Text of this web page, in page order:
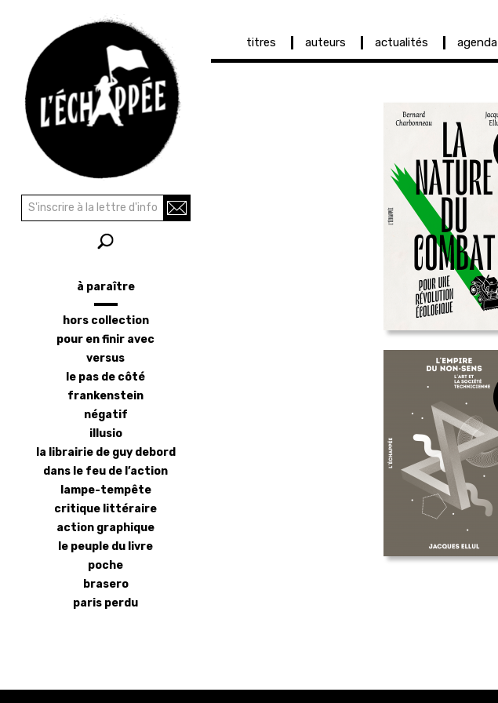
contenu
principal
principale
titres auteurs actualités agenda
Rechercher
latéral
à paraître
hors collection
pour en finir avec
versus
le pas de côté
frankenstein
négatif
illusio
la librairie de guy debord
dans le feu de l’action
lampe-tempête
critique littéraire
action graphique
le peuple du livre
poche
brasero
paris perdu